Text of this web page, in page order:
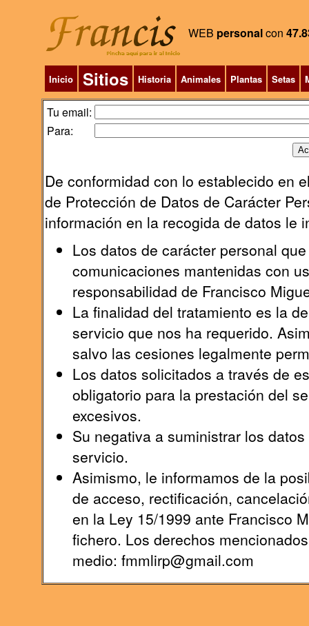
WEB personalcon
Inicio Sitios Historia Animales Plantas Setas
Tu email:
Para:
De conformidad con lo establecido en
de Protección de Datos de Carácter
información en la recogida de datos le
Los datos de carácter personal
comunicaciones mantenidas con
responsabilidad de Francisco
La finalidad del tratamiento es la
servicio que nos ha requerido.
salvo las cesiones legalmente
Los datos solicitados a través de
obligatorio para la prestación del
excesivos.
Su negativa a suministrar los
servicio.
Asimismo, le informamos de la
de acceso, rectificación,
en la Ley 15/1999 ante Francisco
fichero. Los derechos
medio: fmmlirp@gmail.com